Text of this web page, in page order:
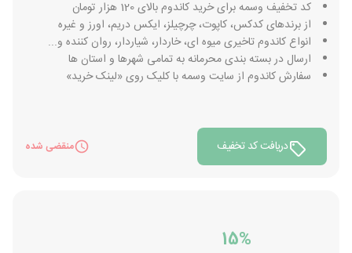
کد تخفیف وسمه برای خرید کاندوم بالای 120 هزار تومان
از برندهای کدکس، کاپوت، چرچیلز، ایکس دریم، اورز و غیره
انواع کاندوم تاخیری میوه ای، خاردار، شیاردار، روان کننده و...
ارسال در بسته بندی محرمانه به تمامی شهرها و استان ها
سفارش کاندوم از سایت وسمه با کلیک روی «لینک خرید»
دریافت کد تخفیف منقضی شده
15%